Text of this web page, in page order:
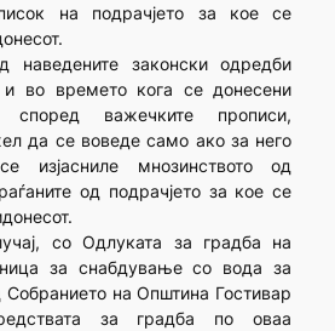
на подрачјето за кое се
наведените законски одредби
во времето кога се донесени
според важечките прописи,
да се воведе само ако за него
изјасниле мнозинството од
од подрачјето за кое се
со Одлуката за градба на
за снабдување со вода за
на Општина Гостивар
за градба по оваа